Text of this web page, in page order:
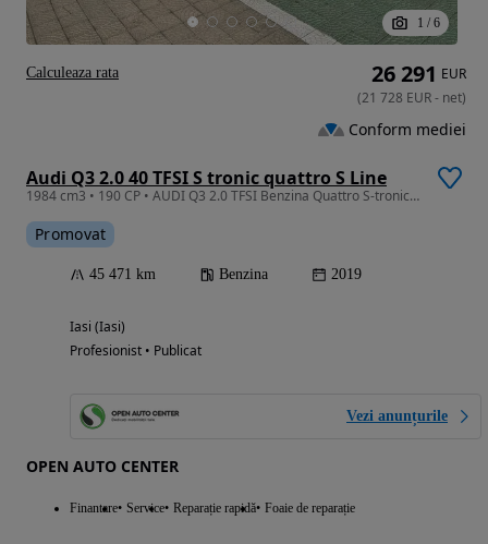
1 / 6
Audi Q3 2.0 40 TFSI S tronic quattro S Line
1984 cm3 • 190 CP • AUDI Q3 2.0 TFSI Benzina Quattro S-tronic Garantie 2 ani Finantare
Promovat
45 471 km Benzina 2019
Iasi (Iasi)
Profesionist • Publicat
Vezi anunțurile
OPEN AUTO CENTER
Finantare Service Reparație rapidă Foaie de reparație
26 291 EUR
(21 728 EUR- net)
Conform mediei
Calculeaza rata